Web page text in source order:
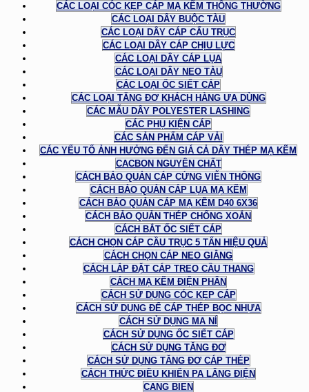
CÁC LOẠI CÓC KẸP CÁP MẠ KẼM THÔNG THƯỜNG
CÁC LOẠI DÂY BUỘC TÀU
CÁC LOẠI DÂY CÁP CẨU TRỤC
CÁC LOẠI DÂY CÁP CHỊU LỰC
CÁC LOẠI DÂY CÁP LỤA
CÁC LOẠI DÂY NEO TÀU
CÁC LOẠI ỐC SIẾT CÁP
CÁC LOẠI TĂNG ĐƠ KHÁCH HÀNG ƯA DÙNG
CÁC MẪU DÂY POLYESTER LASHING
CÁC PHỤ KIỆN CÁP
CÁC SẢN PHẨM CÁP VẢI
CÁC YẾU TỐ ẢNH HƯỞNG ĐẾN GIÁ CẢ DÂY THÉP MẠ KẼM
CACBON NGUYÊN CHẤT
CÁCH BẢO QUẢN CÁP CỨNG VIỄN THÔNG
CÁCH BẢO QUẢN CÁP LỤA MẠ KẼM
CÁCH BẢO QUẢN CÁP MẠ KẼM D40 6X36
CÁCH BẢO QUẢN THÉP CHỐNG XOẮN
CÁCH BẮT ỐC SIẾT CÁP
CÁCH CHỌN CÁP CẦU TRỤC 5 TẤN HIỆU QUẢ
CÁCH CHỌN CÁP NEO GIẰNG
CÁCH LẮP ĐẶT CÁP TREO CẦU THANG
CÁCH MẠ KẼM ĐIỆN PHÂN
CÁCH SỬ DỤNG CÓC KẸP CÁP
CÁCH SỬ DỤNG ĐỂ CÁP THÉP BỌC NHỰA
CÁCH SỬ DỤNG MA NÍ
CÁCH SỬ DỤNG ỐC SIẾT CÁP
CÁCH SỬ DỤNG TĂNG ĐƠ
CÁCH SỬ DỤNG TĂNG ĐƠ CÁP THÉP
CÁCH THỨC ĐIỀU KHIỂN PA LĂNG ĐIỆN
CANG BIEN